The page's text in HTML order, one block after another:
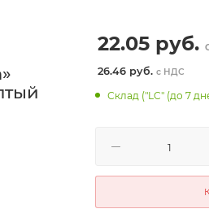
22.05 руб.
26.46 руб.с НДС
Склад ("LC" (до 7